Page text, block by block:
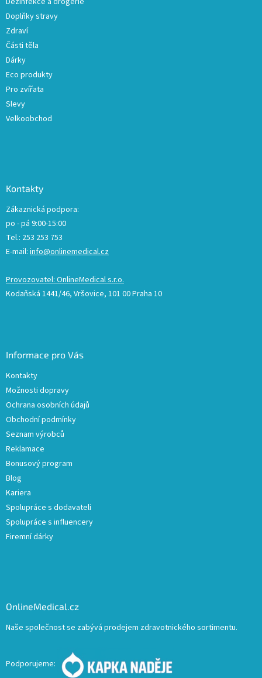
Doplňky stravy
Zdraví
Části těla
Dárky
Eco produkty
Pro zvířata
Slevy
Velkoobchod
Kontakty
Zákaznická podpora:
po - pá 9:00-15:00
Tel.: 253 253 753
E-mail: info@onlinemedical.cz
Provozovatel: OnlineMedical s.r.o.
Kodaňská 1441/46, Vršovice, 101 00 Praha 10
Informace pro Vás
Kontakty
Možnosti dopravy
Ochrana osobních údajů
Obchodní podmínky
Seznam výrobců
Reklamace
Bonusový program
Blog
Kariera
Spolupráce s dodavateli
Spolupráce s influencery
Firemní dárky
OnlineMedical.cz
Naše společnost se zabývá prodejem zdravotnického sortimentu.
Podporujeme: